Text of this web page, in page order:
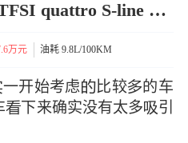
奥迪A7L 2024款 45 TFSI quattro S-line 影武士版
万元 油耗 9.8L/100KM
开始考虑比较的车
下来确实没有太多引